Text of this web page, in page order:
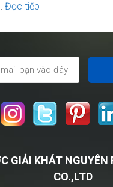
Đọc tiếp
Trọn
Vị
Trái
Cây,
Vui
Mùa
GIẢI KHÁT NGUYÊN
CO.,LTD